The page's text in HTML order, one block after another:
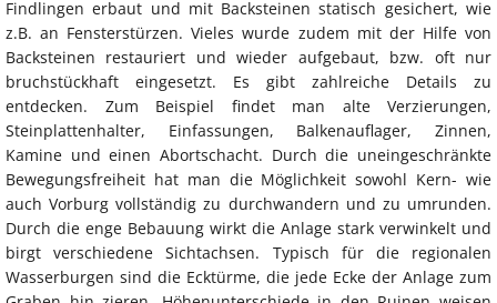
Findlingen erbaut und mit Backsteinen statisch gesichert, wie
z.B. an Fensterstürzen. Vieles wurde zudem mit der Hilfe von
Backsteinen restauriert und wieder aufgebaut, bzw. oft nur
bruchstückhaft eingesetzt. Es gibt zahlreiche Details zu
entdecken. Zum Beispiel findet man alte Verzierungen,
Steinplattenhalter, Einfassungen, Balkenauflager, Zinnen,
Kamine und einen Abortschacht. Durch die uneingeschränkte
Bewegungsfreiheit hat man die Möglichkeit sowohl Kern- wie
auch Vorburg vollständig zu durchwandern und zu umrunden.
Durch die enge Bebauung wirkt die Anlage stark verwinkelt und
birgt verschiedene Sichtachsen. Typisch für die regionalen
Wasserburgen sind die Ecktürme, die jede Ecke der Anlage zum